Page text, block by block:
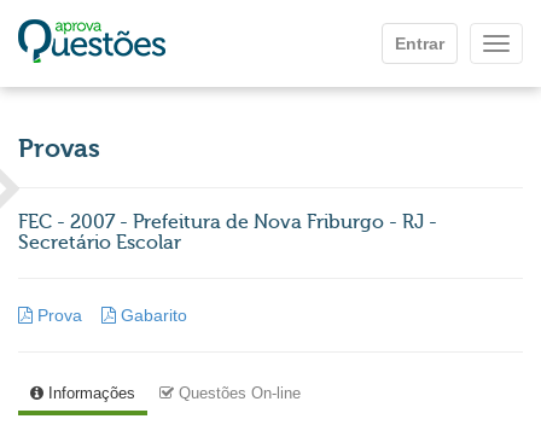
Entrar
Provas
FEC - 2007 - Prefeitura de Nova Friburgo - RJ -
Secretário Escolar
Prova Gabarito
Informações Questões On-line